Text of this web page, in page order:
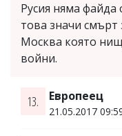
Русия няма файда
това значи смърт
Москва която
войни.
13. Европеец
21.05.2017